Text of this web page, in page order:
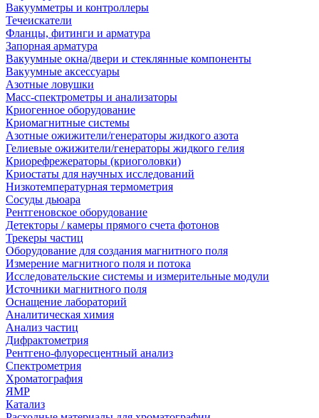
Вакуумметры и контроллеры
Течеискатели
Фланцы, фитинги и арматура
Запорная арматура
Вакуумные окна/двери и стеклянные компоненты
Вакуумные аксессуары
Азотные ловушки
Масс-спектрометры и анализаторы
Криогенное оборудование
Криомагнитные системы
Азотные ожижители/генераторы жидкого азота
Гелиевые ожижители/генераторы жидкого гелия
Криорефрежераторы (криоголовки)
Криостаты для научных исследований
Низкотемпературная термометрия
Сосуды дьюара
Рентгеновское оборудование
Детекторы / камеры прямого счета фотонов
Трекеры частиц
Оборудование для создания магнитного поля
Измерение магнитного поля и потока
Исследовательские системы и измерительные модули
Источники магнитного поля
Оснащение лабораторий
Аналитическая химия
Анализ частиц
Дифрактометрия
Рентгено-флуоресцентный анализ
Спектрометрия
Хроматография
ЯМР
Катализ